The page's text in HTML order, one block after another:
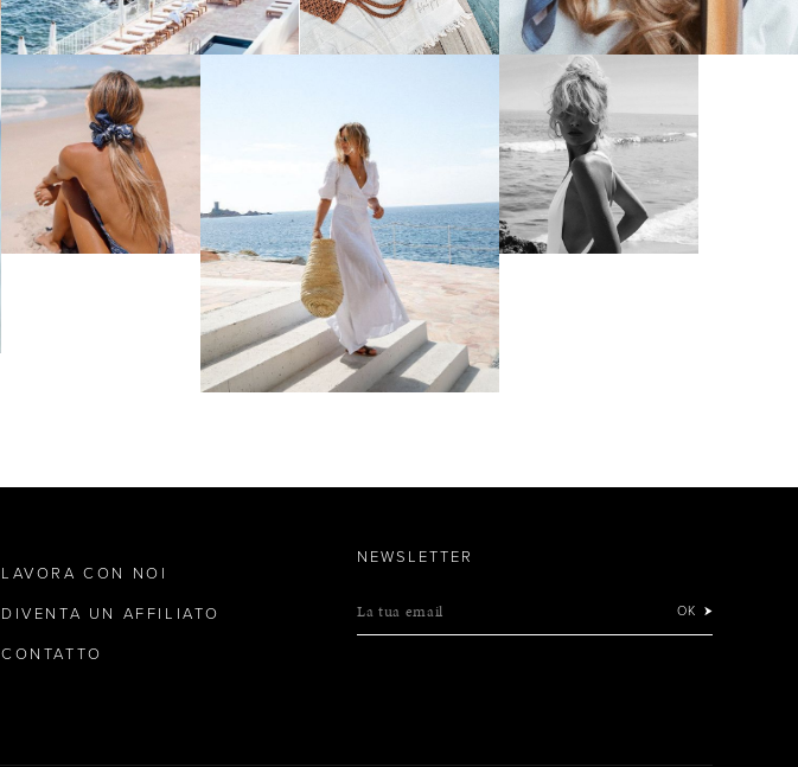
LAVORA CON NOI
DIVENTA UN AFFILIATO
CONTATTO
NEWSLETTER
La tua email OK